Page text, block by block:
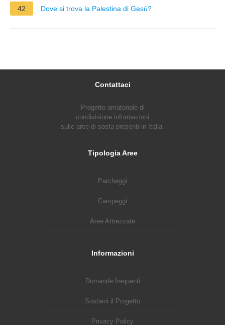
42
Dove si trova la Palestina di Gesù?
Contattaci
Progetto amatoriale di
condivisione informazioni
sulle aree di sosta presenti in Italia.
Tipologia Aree
Parcheggi
Campeggi
Aree Attrezzate
Informazioni
Domande frequenti
Sostieni il Progetto
Privacy Policy